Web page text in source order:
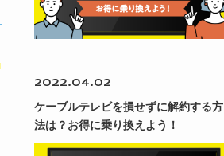
2022.04.02
ケーブルテレビを損せずに解約する方
法は？お得に乗り換えよう！